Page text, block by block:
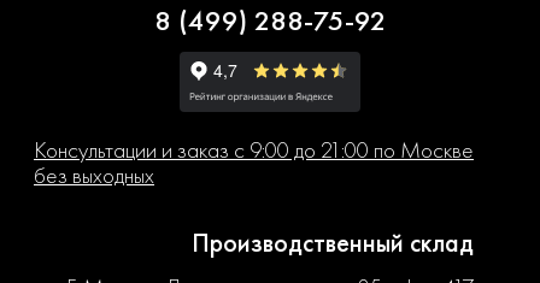
8 (499) 288-75-92
Консультации и заказ с 9:00 до 21:00 по Москве
без выходных
Производственный склад